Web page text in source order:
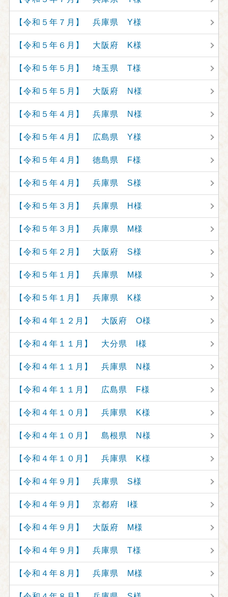
【令和５年７月】 兵庫県 Y様
【令和５年６月】 大阪府 K様
【令和５年５月】 埼玉県 T様
【令和５年５月】 大阪府 N様
【令和５年４月】 兵庫県 N様
【令和５年４月】 広島県 Y様
【令和５年４月】 徳島県 F様
【令和５年４月】 兵庫県 S様
【令和５年３月】 兵庫県 H様
【令和５年３月】 兵庫県 M様
【令和５年２月】 大阪府 S様
【令和５年１月】 兵庫県 M様
【令和５年１月】 兵庫県 K様
【令和４年１２月】 大阪府 O様
【令和４年１１月】 大分県 I様
【令和４年１１月】 兵庫県 N様
【令和４年１１月】 広島県 F様
【令和４年１０月】 兵庫県 K様
【令和４年１０月】 島根県 N様
【令和４年１０月】 兵庫県 K様
【令和４年９月】 兵庫県 S様
【令和４年９月】 京都府 I様
【令和４年９月】 大阪府 M様
【令和４年９月】 兵庫県 T様
【令和４年８月】 兵庫県 M様